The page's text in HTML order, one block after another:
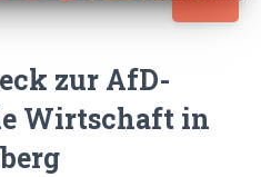
zur AfD-
Wirtschaft in